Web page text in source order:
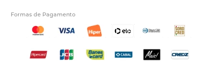
Formas de Pagamento